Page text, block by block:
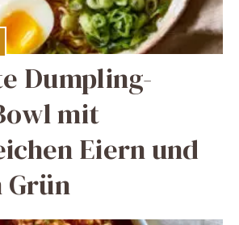
Dumpling-
mit
Eiern und